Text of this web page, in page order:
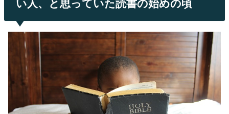
い人、と思っていた読書の始めの頃